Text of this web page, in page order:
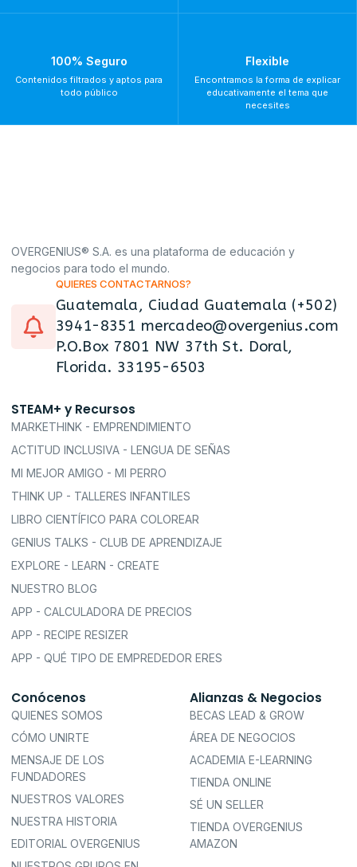
100% Seguro
Contenidos filtrados y aptos para
todo público
Flexible
Encontramos la forma de explicar
educativamente el tema que
necesites
OVERGENIUS® S.A. es una plataforma de educación y
negocios para todo el mundo.
QUIERES CONTACTARNOS?
Guatemala, Ciudad Guatemala (+502)
3941-8351 mercadeo@overgenius.com
P.O.Box 7801 NW 37th St. Doral,
Florida. 33195-6503
STEAM+ y Recursos
MARKETHINK - EMPRENDIMIENTO
ACTITUD INCLUSIVA - LENGUA DE SEÑAS
MI MEJOR AMIGO - MI PERRO
THINK UP - TALLERES INFANTILES
LIBRO CIENTÍFICO PARA COLOREAR
GENIUS TALKS - CLUB DE APRENDIZAJE
EXPLORE - LEARN - CREATE
NUESTRO BLOG
APP - CALCULADORA DE PRECIOS
APP - RECIPE RESIZER
APP - QUÉ TIPO DE EMPREDEDOR ERES
Conócenos
QUIENES SOMOS
CÓMO UNIRTE
MENSAJE DE LOS
FUNDADORES
NUESTROS VALORES
NUESTRA HISTORIA
EDITORIAL OVERGENIUS
Alianzas & Negocios
BECAS LEAD & GROW
ÁREA DE NEGOCIOS
ACADEMIA E-LEARNING
TIENDA ONLINE
SÉ UN SELLER
TIENDA OVERGENIUS
AMAZON